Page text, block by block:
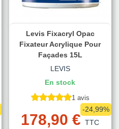
Levis Fixacryl Opac
Fixateur Acrylique Pour
Façades 15L
LEVIS
En stock
1 avis
178,90 € TTC
-24,99%